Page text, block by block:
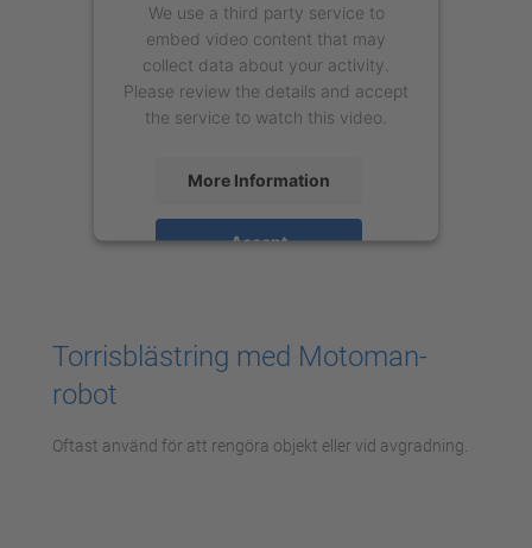
We use a third party service to
embed video content that may
collect data about your activity.
Please review the details and accept
the service to watch this video.
More Information
Accept
Torrisblästring med Motoman-
robot
Oftast använd för att rengöra objekt eller vid avgradning.